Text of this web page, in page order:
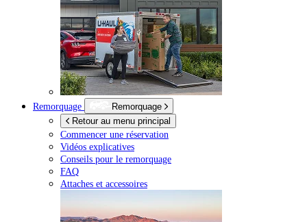
Remorquage
Remorquage
Retour au menu principal
Commencer une réservation
Vidéos explicatives
Conseils pour le remorquage
FAQ
Attaches et accessoires